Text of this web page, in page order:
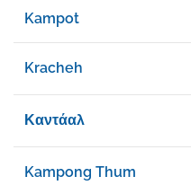
Kampot
Kracheh
Καντάαλ
Kampong Thum